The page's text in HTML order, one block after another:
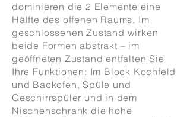
dominieren die 2 Elemente eine
Hälfte des offenen Raums. Im
geschlossenen Zustand wirken
beide Formen abstrakt – im
geöffneten Zustand entfalten Sie
Ihre Funktionen: Im Block Kochfeld
und Backofen, Spüle und
Geschirrspüler und in dem
Nischenschrank die hohe